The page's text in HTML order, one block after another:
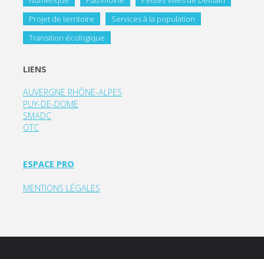
Projet de territoire
Services à la population
Transition écologique
LIENS
AUVERGNE RHÔNE-ALPES
PUY-DE-DOME
SMADC
OTC
ESPACE PRO
MENTIONS LÉGALES